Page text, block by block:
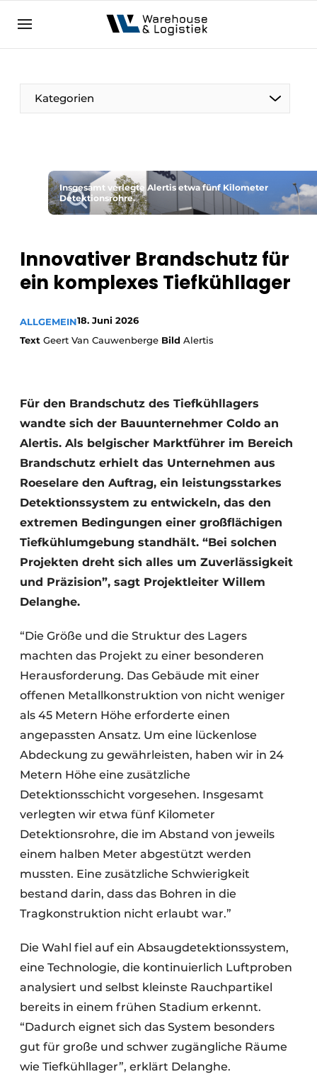
NL EN
Kategorien
Insgesamt verlegte Alertis etwa fünf Kilometer
Detektionsrohre.
Innovativer Brandschutz für
ein komplexes Tiefkühllager
ALLGEMEIN18. Juni 2026
Text Geert Van Cauwenberge Bild Alertis
Für den Brandschutz des Tiefkühllagers
wandte sich der Bauunternehmer Coldo an
Alertis. Als belgischer Marktführer im Bereich
Brandschutz erhielt das Unternehmen aus
Roeselare den Auftrag, ein leistungsstarkes
Detektionssystem zu entwickeln, das den
extremen Bedingungen einer großflächigen
Tiefkühlumgebung standhält. “Bei solchen
Projekten dreht sich alles um Zuverlässigkeit
und Präzision”, sagt Projektleiter Willem
Delanghe.
“Die Größe und die Struktur des Lagers
machten das Projekt zu einer besonderen
Herausforderung. Das Gebäude mit einer
offenen Metallkonstruktion von nicht weniger
als 45 Metern Höhe erforderte einen
angepassten Ansatz. Um eine lückenlose
Abdeckung zu gewährleisten, haben wir in 24
Metern Höhe eine zusätzliche
Detektionsschicht vorgesehen. Insgesamt
verlegten wir etwa fünf Kilometer
Detektionsrohre, die im Abstand von jeweils
einem halben Meter abgestützt werden
mussten. Eine zusätzliche Schwierigkeit
bestand darin, dass das Bohren in die
Tragkonstruktion nicht erlaubt war.”
Die Wahl fiel auf ein Absaugdetektionssystem,
eine Technologie, die kontinuierlich Luftproben
analysiert und selbst kleinste Rauchpartikel
bereits in einem frühen Stadium erkennt.
“Dadurch eignet sich das System besonders
gut für große und schwer zugängliche Räume
wie Tiefkühllager”, erklärt Delanghe.